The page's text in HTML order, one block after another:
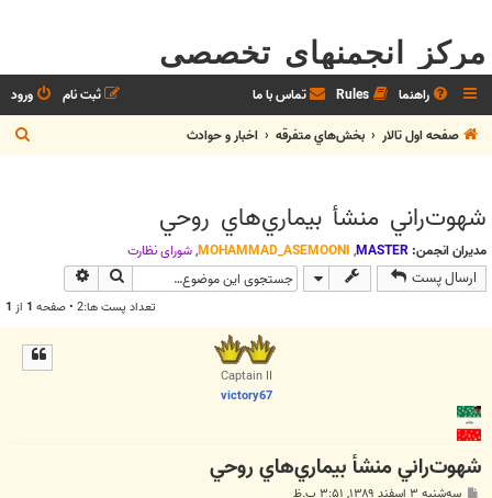
مرکز انجمنهای تخصصی
راهنما Rules تماس با ما ورود
ثبت نام
صفحه اول تالار
بخش‌‌هاي متفرقه اخبار و حوادث
س
شهوت‌راني منشأ بيماري‌هاي روحي
مدیران انجمن: MASTER
,
MOHAMMAD_ASEMOONI
,شوراي نظارت
ارسال پست جستجو
تعداد پست ها:2 • صفحه 1 از 1
Captain II
victory67
شهوت‌راني منشأ بيماري‌هاي روحي
سه‌شنبه ۳ اسفند ۱۳۸۹, ۳:۵۱ ب.ظ